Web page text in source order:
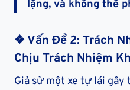
lặng, và không thể
❖ Vấn Đề 2: Trách
Chịu Trách Nhiệm
Giả sử một xe tự lái